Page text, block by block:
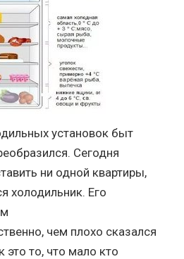
установок быт
Сегодня
ни одной квартиры,
холодильник. Его
чем плохо сказался
это то, что мало кто